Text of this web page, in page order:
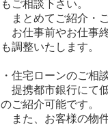
もご相談下さい。
まとめてご紹介・
お仕事前やお仕事
も調整いたします。
・住宅ローンのご相
提携都市銀行にて
のご紹介可能です。
また、お客様の物